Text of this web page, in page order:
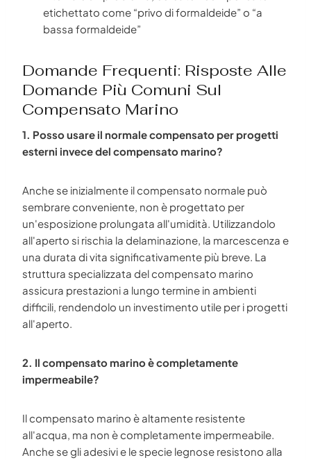
etichettato come “privo di formaldeide” o “a
bassa formaldeide”
Domande Frequenti: Risposte Alle
Domande Più Comuni Sul
Compensato Marino
1. Posso usare il normale compensato per progetti
esterni invece del compensato marino?
Anche se inizialmente il compensato normale può
sembrare conveniente, non è progettato per
un'esposizione prolungata all'umidità. Utilizzandolo
all'aperto si rischia la delaminazione, la marcescenza e
una durata di vita significativamente più breve. La
struttura specializzata del compensato marino
assicura prestazioni a lungo termine in ambienti
difficili, rendendolo un investimento utile per i progetti
all'aperto.
2. Il compensato marino è completamente
impermeabile?
Il compensato marino è altamente resistente
all'acqua, ma non è completamente impermeabile.
Anche se gli adesivi e le specie legnose resistono alla